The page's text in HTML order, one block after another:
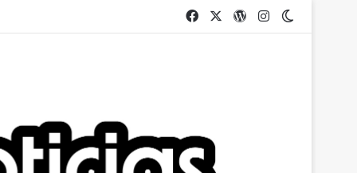
Facebook WordPress
Instagram